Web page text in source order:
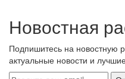
Новостная
Подпишитесь на новостную
актуальные новости и